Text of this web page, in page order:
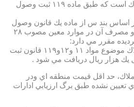
صول گردد حق الثبت املاك است كه طبق ماده ۱۱۹ ثبت وصول
كه بر اساس بند س از ماده يك قانون وصول
برخي از درآمدهاي دولت و مصرف آن در موارد معين مصوب ۲۸
براي ثبت ملك دردفتر املاك موضوع مواد ۱۱ و۱۲و۱۱۹ قانون ثبت
يك هزار ريال دريافت مي شود .
حد اقل قيمت منطقه اي ودر
نشده طبق برگ ارزيابي ادارات